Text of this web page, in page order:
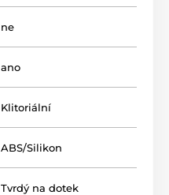
ne
ano
Klitoriální
ABS/Silikon
Tvrdý na dotek